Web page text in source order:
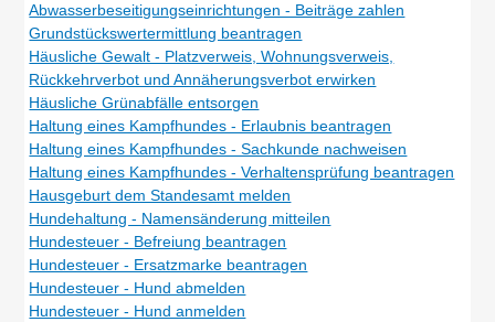
Abwasserbeseitigungseinrichtungen - Beiträge zahlen
Grundstückswertermittlung beantragen
Häusliche Gewalt - Platzverweis, Wohnungsverweis,
Rückkehrverbot und Annäherungsverbot erwirken
Häusliche Grünabfälle entsorgen
Haltung eines Kampfhundes - Erlaubnis beantragen
Haltung eines Kampfhundes - Sachkunde nachweisen
Haltung eines Kampfhundes - Verhaltensprüfung beantragen
Hausgeburt dem Standesamt melden
Hundehaltung - Namensänderung mitteilen
Hundesteuer - Befreiung beantragen
Hundesteuer - Ersatzmarke beantragen
Hundesteuer - Hund abmelden
Hundesteuer - Hund anmelden